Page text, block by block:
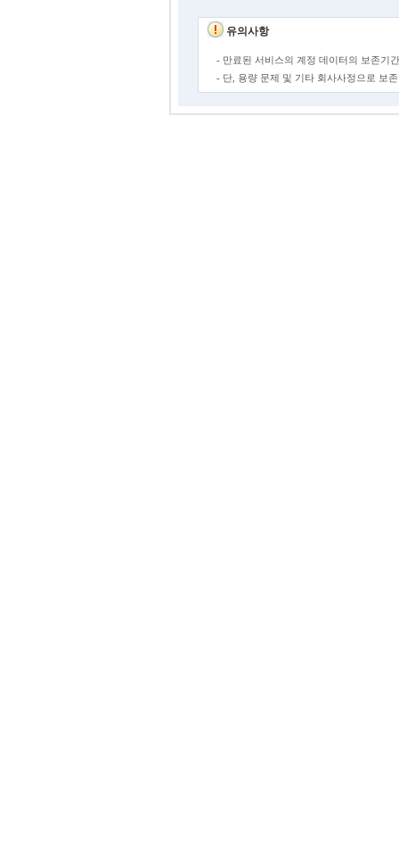
유의사항
- 만료된 서비스의 계정 데이터의 보존기
- 단, 용량 문제 및 기타 회사사정으로 보